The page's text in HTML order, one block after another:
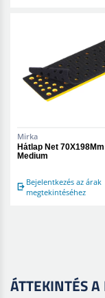
Mirka
Hátlap Net
Medium
Bejelentkezés az árak
megtekintéséhez
ÁTTEKINTÉS A